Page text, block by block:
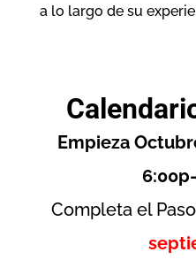
a lo largo de su
Empieza
Completa el